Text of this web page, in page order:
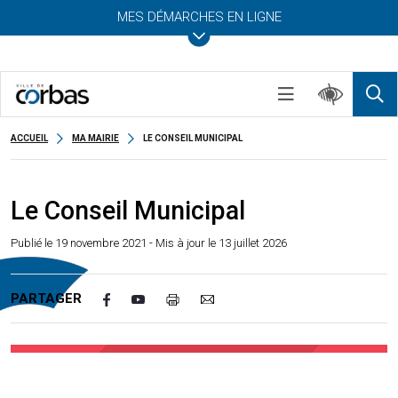
MES DÉMARCHES EN LIGNE
ACCUEIL MA MAIRIE LE CONSEIL MUNICIPAL
Le Conseil Municipal
Publié le 19 novembre 2021 - Mis à jour le 13 juillet 2026
PARTAGER